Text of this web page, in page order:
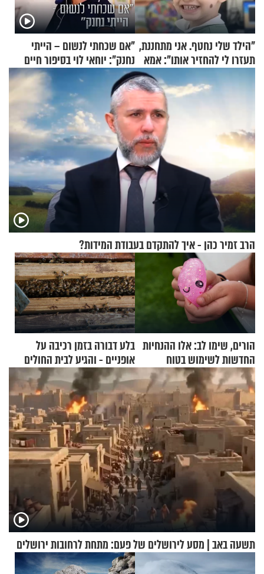
"הילד שלי נחטף. אני מתחננת,
תעזרו לי להחזיר אותו": אמא
של יובל בן ה-4 בריאיון דומע
"אם שכחתי לנשום – הייתי
נחנק": יוחאי לוי בסיפור חיים
מעורר השראה
הרב זמיר כהן - איך להתקדם בעבודת המידות?
הורים, שימו לב: אלו ההנחיות
החדשות לשימוש בטוח
בסקווישי לאחר מקרי אשפוז
בלע דבורה בזמן רכיבה על
אופניים - והגיע לבית החולים
במצב מסכן חיים
תשעה באב | מסע לירושלים של פעם: מתחת לרחובות ירושלים